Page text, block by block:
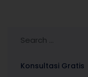
Konsultasi Gratis